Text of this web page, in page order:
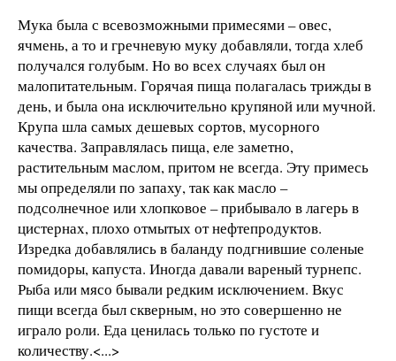
Мука была с всевозможными примесями – овес,
ячмень, а то и гречневую муку добавляли, тогда хлеб
получался голубым. Но во всех случаях был он
малопитательным. Горячая пища полагалась трижды в
день, и была она исключительно крупяной или мучной.
Крупа шла самых дешевых сортов, мусорного
качества. Заправлялась пища, еле заметно,
растительным маслом, притом не всегда. Эту примесь
мы определяли по запаху, так как масло –
подсолнечное или хлопковое – прибывало в лагерь в
цистернах, плохо отмытых от нефтепродуктов.
Изредка добавлялись в баланду подгнившие соленые
помидоры, капуста. Иногда давали вареный турнепс.
Рыба или мясо бывали редким исключением. Вкус
пищи всегда был скверным, но это совершенно не
играло роли. Еда ценилась только по густоте и
количеству.<...>